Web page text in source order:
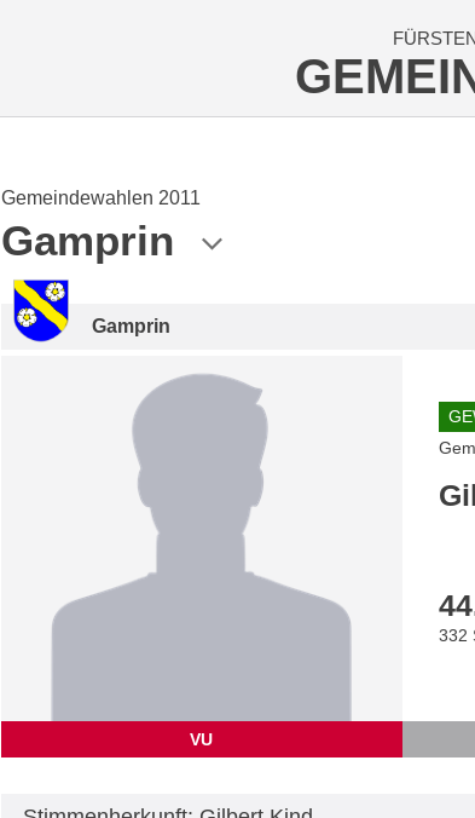
Gemeindewahlen 2011
Gamprin
Gamprin
VU
332